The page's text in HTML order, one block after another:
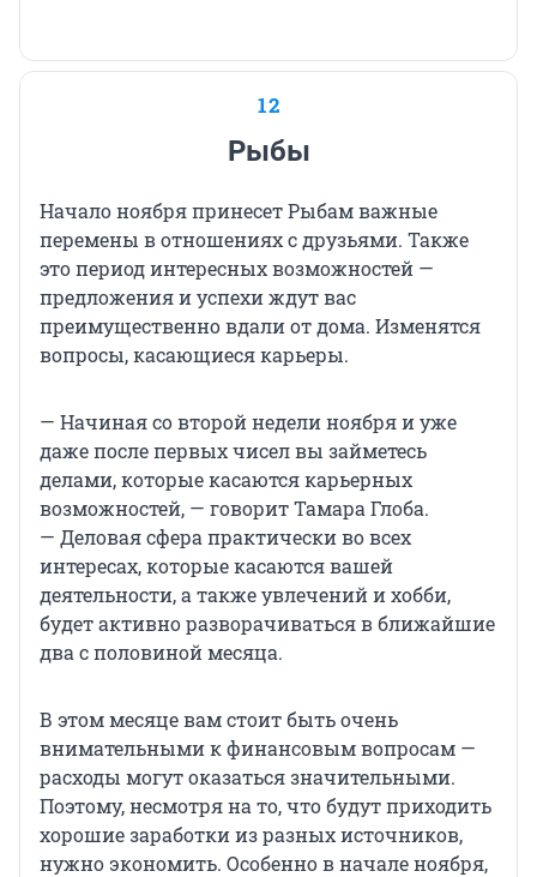
12
Рыбы
Начало ноября принесет Рыбам важные
перемены в отношениях с друзьями. Также
это период интересных возможностей —
предложения и успехи ждут вас
преимущественно вдали от дома. Изменятся
вопросы, касающиеся карьеры.
— Начиная со второй недели ноября и уже
даже после первых чисел вы займетесь
делами, которые касаются карьерных
возможностей, — говорит Тамара Глоба.
— Деловая сфера практически во всех
интересах, которые касаются вашей
деятельности, а также увлечений и хобби,
будет активно разворачиваться в ближайшие
два с половиной месяца.
В этом месяце вам стоит быть очень
внимательными к финансовым вопросам —
расходы могут оказаться значительными.
Поэтому, несмотря на то, что будут приходить
хорошие заработки из разных источников,
нужно экономить. Особенно в начале ноября,